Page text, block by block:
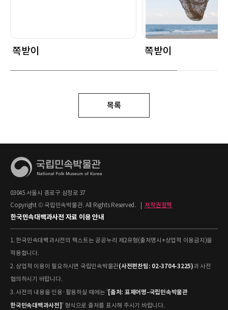
쪽받이 쪽받이
목록
03045 서울시 종로구 삼청로 37
Copyright © 국립민속박물관. All Rights Reserved.
저작권정책
한국민속대백과사전 자료 이용 안내
1. 한국민속대백과사전의 텍스트는 공공누리 제2유형(출처명시+상업적 이용금지)을
적용합니다.
2. 상업적 이용이 필요하시면 국립민속박물관(사전편찬팀: 02-3704-3225)과 사전
협의하시기 바랍니다.
3. 사전의 내용을 인용·활용하실 때에는 ' [출처: 표제어명–국립민속박물관
한국민속대백과사전] ' 형식으로 출처를 표시해 주시기 바랍니다.